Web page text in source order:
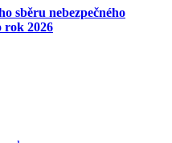
sběru nebezpečného
rok 2026